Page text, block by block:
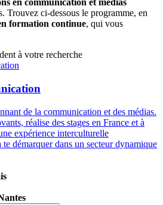
en communication et médias
Trouvez ci-dessous le programme, en
formation continue, qui vous
à votre recherche
de la communication et des médias.
réalise des stages en France et à
expérience interculturelle
démarquer dans un secteur dynamique